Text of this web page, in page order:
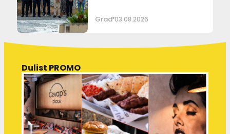
Grad 03.08.2026
Dulist PROMO